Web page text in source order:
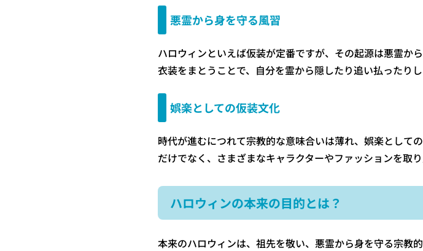
悪霊から身を守る風習
ハロウィンといえば仮装が定番ですが、その起源は悪霊か
衣装をまとうことで、自分を霊から隠したり追い払ったりし
娯楽としての仮装文化
時代が進むにつれて宗教的な意味合いは薄れ、娯楽として
だけでなく、さまざまなキャラクターやファッションを取
ハロウィンの本来の目的とは？
本来のハロウィンは、祖先を敬い、悪霊から身を守る宗教